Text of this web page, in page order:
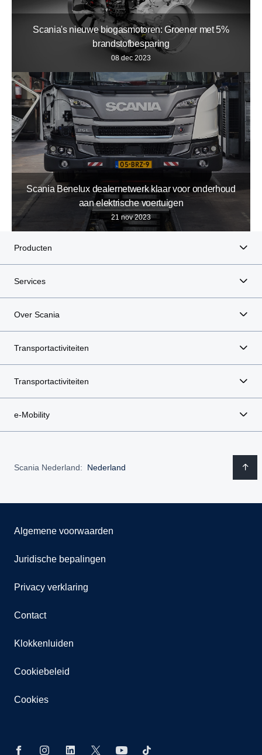
Scania's nieuwe biogasmotoren: Groener met 5%
brandstofbesparing
08 dec 2023
Scania Benelux dealernetwerk klaar voor onderhoud
aan elektrische voertuigen
21 nov 2023
Producten
Services
Over Scania
Transportactiviteiten
Transportactiviteiten
e-Mobility
Scania Nederland: Nederland
Algemene voorwaarden
Juridische bepalingen
Privacy verklaring
Contact
Klokkenluiden
Cookiebeleid
Cookies